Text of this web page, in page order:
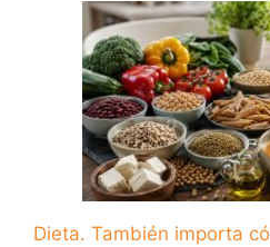
Dieta. También importa